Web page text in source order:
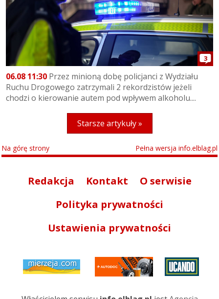
3
06.08 11:30 Przez minioną dobę policjanci z Wydziału
Ruchu Drogowego zatrzymali 2 rekordzistów jeżeli
chodzi o kierowanie autem pod wpływem alkoholu....
Starsze artykuły »
Na górę strony Pełna wersja info.elblag.pl
Redakcja Kontakt
O serwisie
Polityka prywatności
Ustawienia prywatności